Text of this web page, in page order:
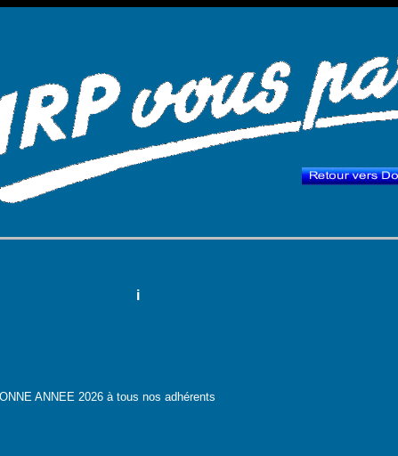
i
ANNEE 2026 à tous nos adhérents